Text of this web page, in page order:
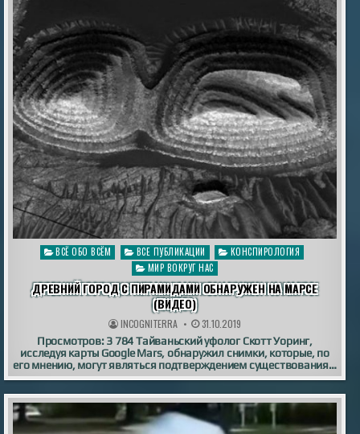
Опубликовано
в
ВСЁ ОБО ВСЁМ ВСЕ ПУБЛИКАЦИИ
КОНСПИРОЛОГИЯ
МИР ВОКРУГ НАС
ДРЕВНИЙ ГОРОД С ПИРАМИДАМИ ОБНАРУЖЕН НА МАРСЕ
(ВИДЕО)
INCOGNITERRA 31.10.2019
Просмотров: 3 784 Тайваньский уфолог Скотт Уоринг,
исследуя карты Google Mars, обнаружил снимки, которые, по
его мнению, могут являться подтверждением существования…